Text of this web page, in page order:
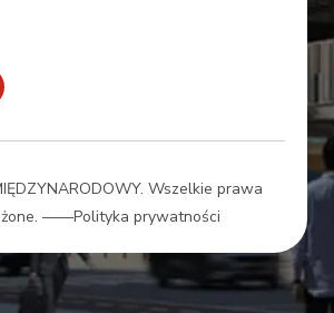
Wszelkie prawa
——Polityka prywatności